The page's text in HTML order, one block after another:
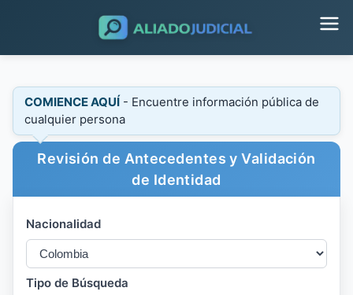
COMIENCE AQUÍ - Encuentre información pública de
cualquier persona
Revisión de Antecedentes y Validación
de Identidad
Nacionalidad
Tipo de Búsqueda